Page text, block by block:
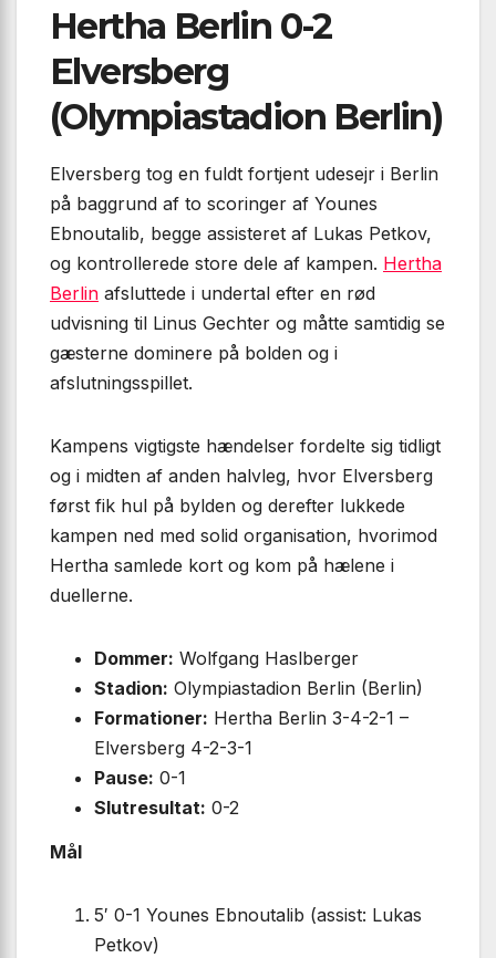
Hertha Berlin 0-2
Elversberg
(Olympiastadion Berlin)
Elversberg tog en fuldt fortjent udesejr i Berlin
på baggrund af to scoringer af Younes
Ebnoutalib, begge assisteret af Lukas Petkov,
og kontrollerede store dele af kampen. Hertha
Berlin afsluttede i undertal efter en rød
udvisning til Linus Gechter og måtte samtidig se
gæsterne dominere på bolden og i
afslutningsspillet.
Kampens vigtigste hændelser fordelte sig tidligt
og i midten af anden halvleg, hvor Elversberg
først fik hul på bylden og derefter lukkede
kampen ned med solid organisation, hvorimod
Hertha samlede kort og kom på hælene i
duellerne.
Dommer: Wolfgang Haslberger
Stadion: Olympiastadion Berlin (Berlin)
Formationer: Hertha Berlin 3-4-2-1 –
Elversberg 4-2-3-1
Pause: 0-1
Slutresultat: 0-2
Mål
5′ 0-1 Younes Ebnoutalib (assist: Lukas
Petkov)